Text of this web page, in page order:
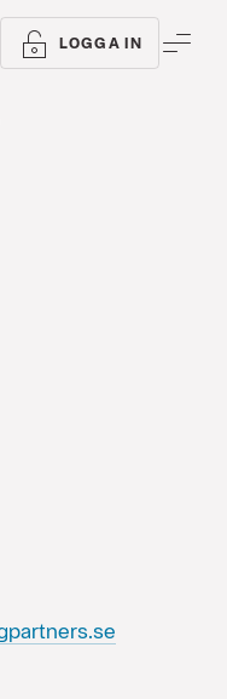
SÖK LOGGA IN